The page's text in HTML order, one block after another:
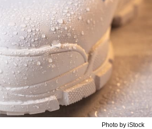
Photo by iStock